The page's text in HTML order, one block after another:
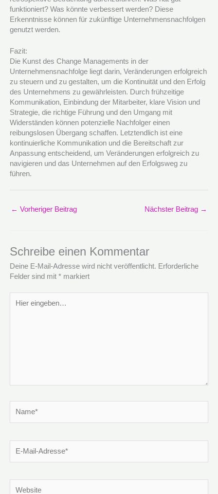
funktioniert? Was könnte verbessert werden? Diese
Erkenntnisse können für zukünftige Unternehmensnachfolgen
genutzt werden.
Fazit:
Die Kunst des Change Managements in der
Unternehmensnachfolge liegt darin, Veränderungen erfolgreich
zu steuern und zu gestalten, um die Kontinuität und den Erfolg
des Unternehmens zu gewährleisten. Durch frühzeitige
Kommunikation, Einbindung der Mitarbeiter, klare Vision und
Strategie, die richtige Führung und den Umgang mit
Widerständen können potenzielle Nachfolger einen
reibungslosen Übergang schaffen. Letztendlich ist eine
kontinuierliche Kommunikation und die Bereitschaft zur
Anpassung entscheidend, um Veränderungen erfolgreich zu
navigieren und das Unternehmen auf den Erfolgsweg zu
führen.
← Vorheriger Beitrag Nächster Beitrag →
Schreibe einen Kommentar
Deine E-Mail-Adresse wird nicht veröffentlicht. Erforderliche
Felder sind mit * markiert
eingeben…
Mail-